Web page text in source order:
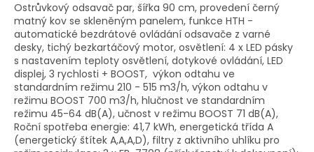
Ostrůvkový odsavač par, šířka 90 cm, provedení černý
matný kov se skleněným panelem, funkce HTH -
automatické bezdrátové ovládání odsavače z varné
desky, tichý bezkartáčový motor, osvětlení: 4 x LED pásky
s nastavením teploty osvětlení, dotykové ovládání, LED
displej, 3 rychlosti + BOOST, výkon odtahu ve
standardním režimu 210 - 515 m3/h, výkon odtahu v
režimu BOOST 700 m3/h, hlučnost ve standardním
režimu 45-64 dB(A), učnost v režimu BOOST 71 dB(A),
Roční spotřeba energie: 41,7 kWh, energetická třída A
(energetický štítek A,A,A,D), filtry z aktivního uhlíku pro